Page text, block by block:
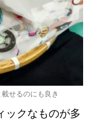
せるのにも良き
ックなものが多